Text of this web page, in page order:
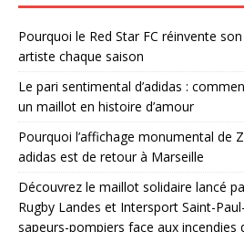
Pourquoi le Red Star FC réinvente
artiste chaque saison
Le pari sentimental d’adidas :
un maillot en histoire d’amour
Pourquoi l’affichage monumental de
adidas est de retour à Marseille
Découvrez le maillot solidaire lancé
Rugby Landes et Intersport Saint-
sapeurs-pompiers face aux incendies